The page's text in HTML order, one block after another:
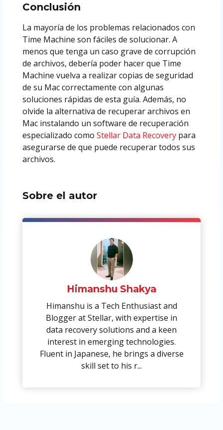
Conclusión
La mayoría de los problemas relacionados con
Time Machine son fáciles de solucionar. A
menos que tenga un caso grave de corrupción
de archivos, debería poder hacer que Time
Machine vuelva a realizar copias de seguridad
de su Mac correctamente con algunas
soluciones rápidas de esta guía. Además, no
olvide la alternativa de recuperar archivos en
Mac instalando un software de recuperación
especializado como Stellar Data Recoverypara
asegurarse de que puede recuperar todos sus
archivos.
Sobre el autor
Himanshu Shakya
Himanshu is a Tech Enthusiast and
Blogger at Stellar, with expertise in
data recovery solutions and a keen
interest in emerging technologies.
Fluent in Japanese, he brings a diverse
skill set to his r...